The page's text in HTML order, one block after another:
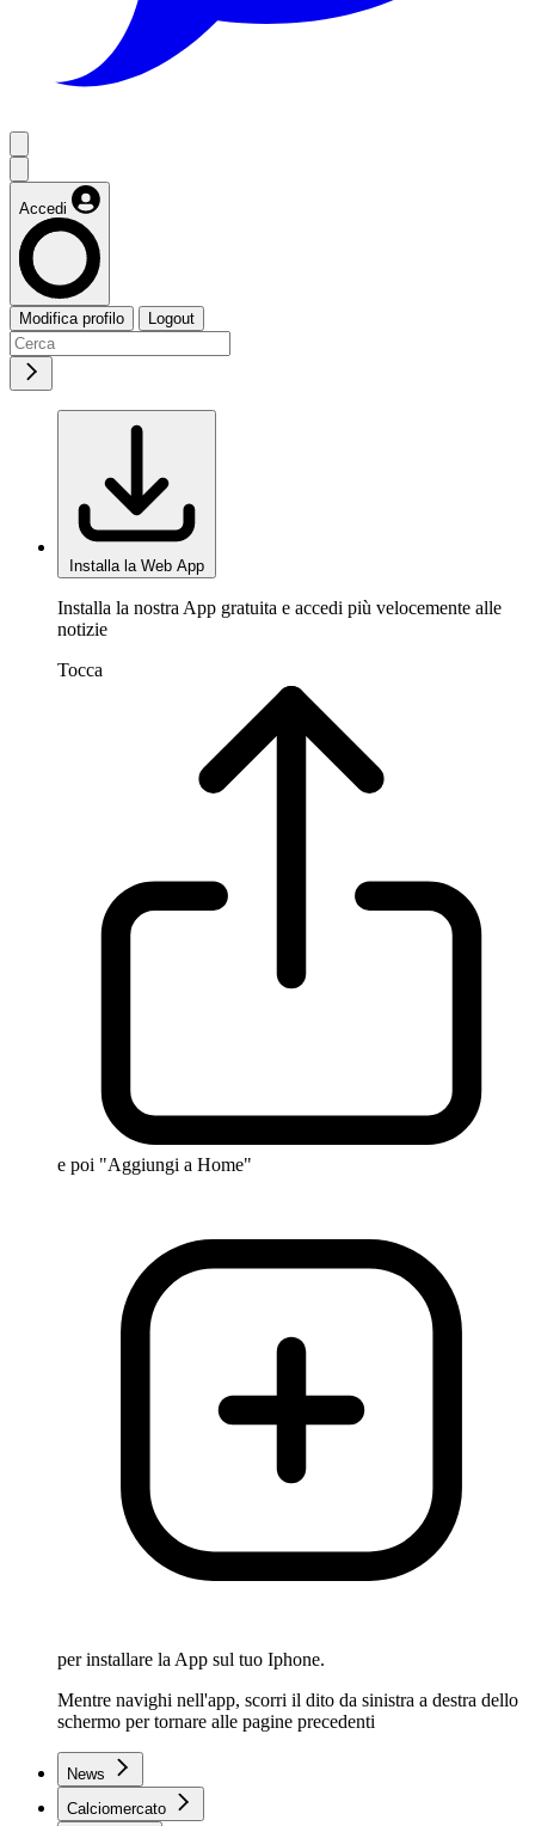
Accedi
Modifica profilo Logout
Installa la Web App
Installa la nostra App gratuita e accedi più velocemente alle
notizie
Tocca
e poi "Aggiungi a Home"
per installare la App sul tuo Iphone.
Mentre navighi nell'app, scorri il dito da sinistra a destra dello
schermo per tornare alle pagine precedenti
News
Calciomercato